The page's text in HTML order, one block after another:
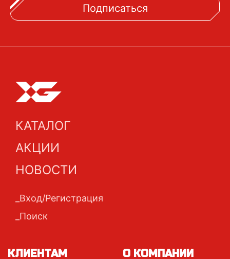
Подписаться
КАТАЛОГ
АКЦИИ
НОВОСТИ
Вход/Регистрация
Поиск
КЛИЕНТАМ О КОМПАНИИ